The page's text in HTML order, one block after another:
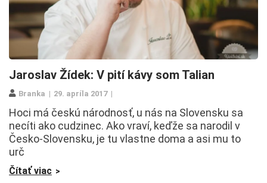
Jaroslav Žídek: V pití kávy som Talian
Branka 29. apríla 2017
Hoci má českú národnosť, u nás na Slovensku sa
necíti ako cudzinec. Ako vraví, keďže sa narodil v
Česko-Slovensku, je tu vlastne doma a asi mu to
urč
Čítať viac